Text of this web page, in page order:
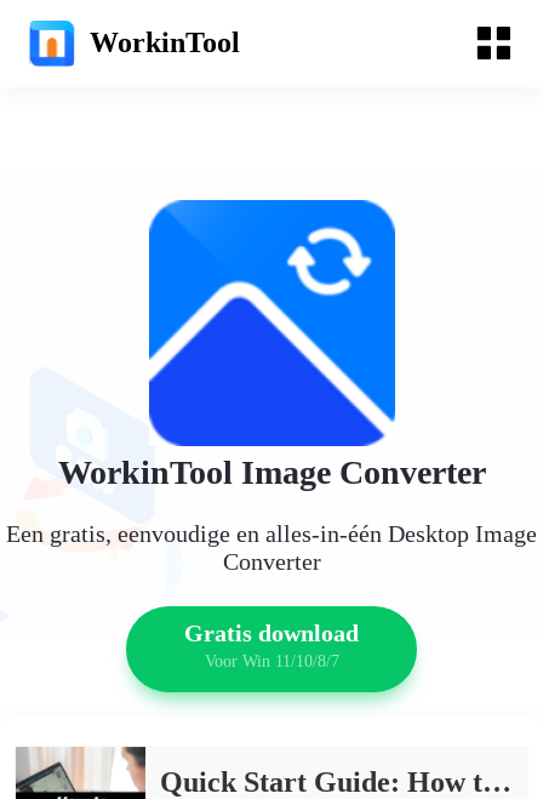
WorkinTool
WorkinTool Image Converter
Een gratis, eenvoudige en alles-in-één Desktop Image
Converter
Gratis download
Voor Win 11/10/8/7
Quick Start Guide: How to Convert RAW to JPEG